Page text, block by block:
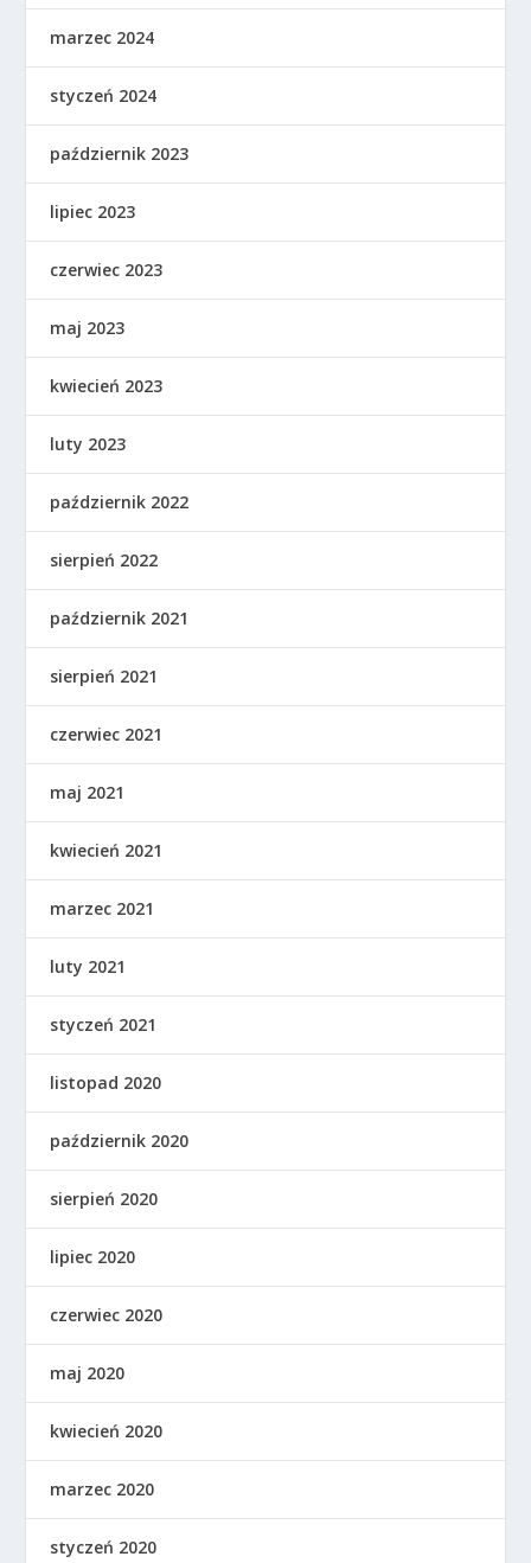
marzec 2024
styczeń 2024
październik 2023
lipiec 2023
czerwiec 2023
maj 2023
kwiecień 2023
luty 2023
październik 2022
sierpień 2022
październik 2021
sierpień 2021
czerwiec 2021
maj 2021
kwiecień 2021
marzec 2021
luty 2021
styczeń 2021
listopad 2020
październik 2020
sierpień 2020
lipiec 2020
czerwiec 2020
maj 2020
kwiecień 2020
marzec 2020
styczeń 2020